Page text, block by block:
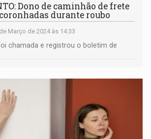
Dono de caminhão de frete
durante roubo
Março de 2024 às 14:33
chamada e registrou o boletim de